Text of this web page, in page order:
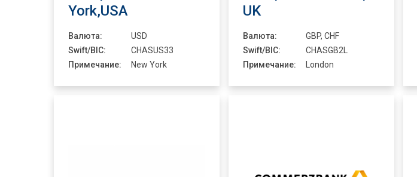
York,USA
Валюта:
USD
Swift/BIC:
CHASUS33
Примечание:
New York
UK
Валюта:
GBP, CHF
Swift/BIC:
CHASGB2L
Примечание:
London